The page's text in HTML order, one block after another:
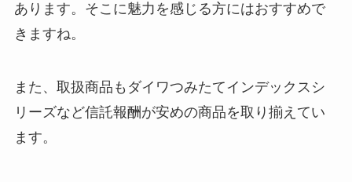
あります。そこに魅力を感じる方にはおすすめで
きますね。
また、取扱商品も ダイワつみたてインデックスシ
リーズなど信託報酬が安めの商品を取り揃えてい
ます。